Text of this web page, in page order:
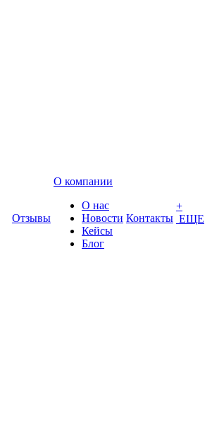
Отзывы
О компании
О нас
Новости
Кейсы
Блог
Контакты
+
ЕЩЕ